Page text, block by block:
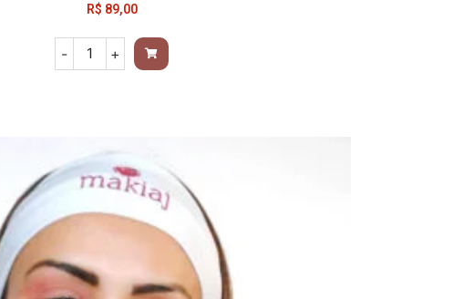
R$ 89,00
- +